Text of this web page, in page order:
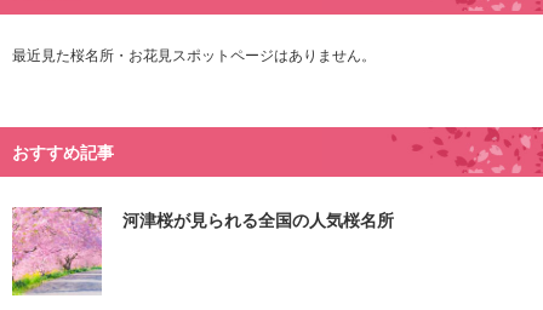
最近見た桜名所・お花見スポットページはありません。
おすすめ記事
河津桜が見られる全国の人気桜名所